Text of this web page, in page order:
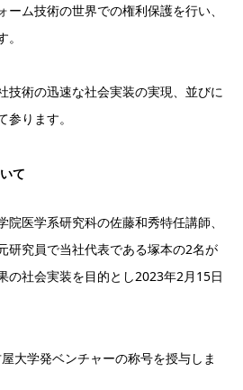
ーム技術の世界での権利保護を行い、
技術の迅速な社会実装の実現、並びに
ります。
て
医学系研究科の佐藤和秀特任講師、
研究員で当社代表である塚本の2名が
の社会実装を目的とし2023年2月15日
大学発ベンチャーの称号を授与しま